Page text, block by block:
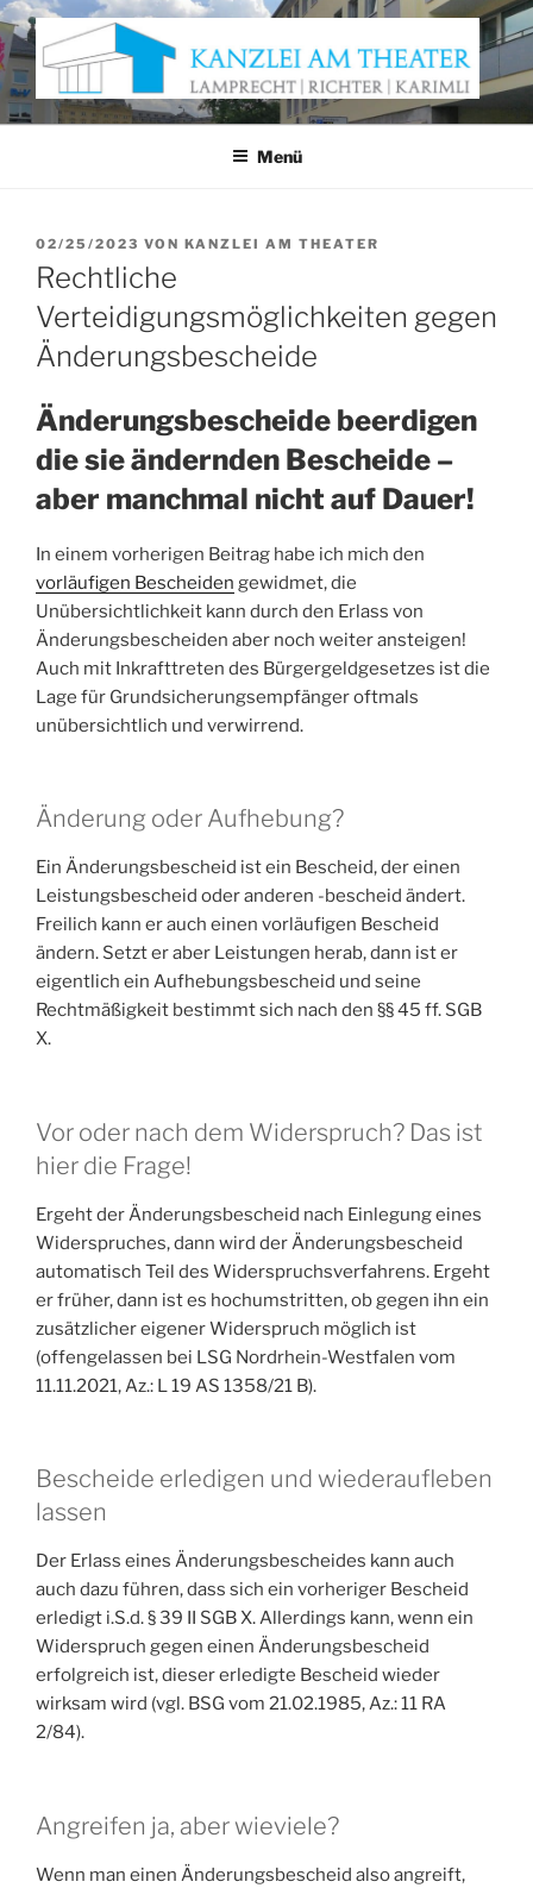
Zum
Inhalt
springen
KANZLEI AM THEATER
Anwaltskanzlei Würzburg
Menü
VERÖFFENTLICHT
AM
02/25/2023 VON KANZLEI AM THEATER
Rechtliche
Verteidigungsmöglichkeiten gegen
Änderungsbescheide
Änderungsbescheide beerdigen
die sie ändernden Bescheide –
aber manchmal nicht auf Dauer!
In einem vorherigen Beitrag habe ich mich den
vorläufigen Bescheiden gewidmet, die
Unübersichtlichkeit kann durch den Erlass von
Änderungsbescheiden aber noch weiter ansteigen!
Auch mit Inkrafttreten des Bürgergeldgesetzes ist die
Lage für Grundsicherungsempfänger oftmals
unübersichtlich und verwirrend.
Änderung oder Aufhebung?
Ein Änderungsbescheid ist ein Bescheid, der einen
Leistungsbescheid oder anderen -bescheid ändert.
Freilich kann er auch einen vorläufigen Bescheid
ändern. Setzt er aber Leistungen herab, dann ist er
eigentlich ein Aufhebungsbescheid und seine
Rechtmäßigkeit bestimmt sich nach den §§ 45 ff. SGB
X.
Vor oder nach dem Widerspruch? Das ist
hier die Frage!
Ergeht der Änderungsbescheid nach Einlegung eines
Widerspruches, dann wird der Änderungsbescheid
automatisch Teil des Widerspruchsverfahrens. Ergeht
er früher, dann ist es hochumstritten, ob gegen ihn ein
zusätzlicher eigener Widerspruch möglich ist
(offengelassen bei LSG Nordrhein-Westfalen vom
11.11.2021, Az.: L 19 AS 1358/21 B).
Bescheide erledigen und wiederaufleben
lassen
Der Erlass eines Änderungsbescheides kann auch
auch dazu führen, dass sich ein vorheriger Bescheid
erledigt i.S.d. § 39 II SGB X. Allerdings kann, wenn ein
Widerspruch gegen einen Änderungsbescheid
erfolgreich ist, dieser erledigte Bescheid wieder
wirksam wird (vgl. BSG vom 21.02.1985, Az.: 11 RA
2/84).
Angreifen ja, aber wieviele?
Wenn man einen Änderungsbescheid also angreift,